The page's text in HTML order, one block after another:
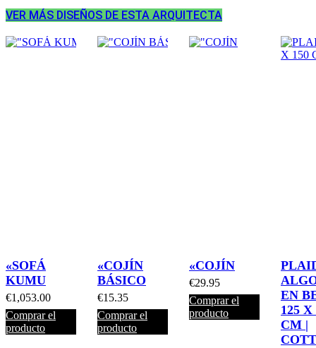
VER MÁS DISEÑOS DE ESTA ARQUITECTA
«SOFÁ
KUMU
€1,053.00
Comprar el
producto
«COJÍN
BÁSICO
€15.35
Comprar el
producto
«COJÍN
€29.95
Comprar el
producto
EN
125 X
CM |